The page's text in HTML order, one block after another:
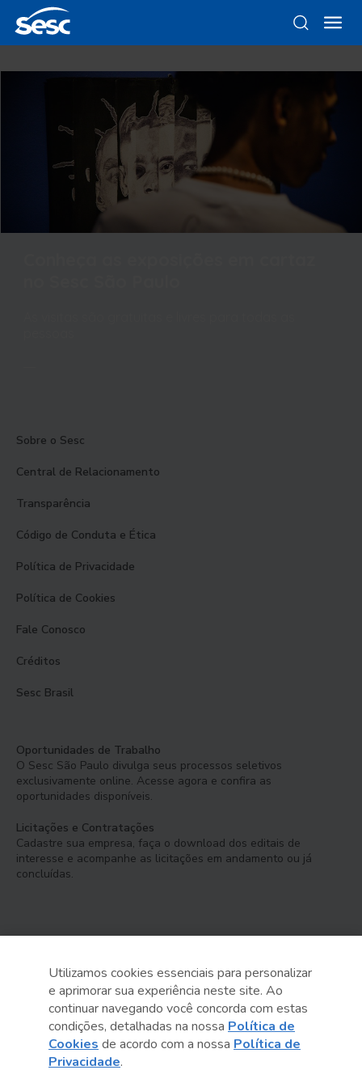
Sobre o Sesc
Central de Relacionamento
Transparência
Código de Conduta e Ética
Política de Privacidade
Política de Cookies
Fale Conosco
Créditos
Sesc Brasil
Oportunidades de Trabalho
O Sesc São Paulo divulga seus processos seletivos
exclusivamente online. Acesse agora e confira as
oportunidades disponíveis.
Licitações e Contratações
Cadastre sua empresa, faça o download dos editais de
interesse e acompanhe as licitações em andamento ou já
concluídas.
Serviço Social do Comércio
Administração Regional no Estado de São Paulo
Sesc São Paulo por aí:
Utilizamos cookies essenciais para personalizar
e aprimorar sua experiência neste site. Ao
continuar navegando você concorda com estas
condições, detalhadas na nossa Política de
Cookies de acordo com a nossa Política de
Privacidade.